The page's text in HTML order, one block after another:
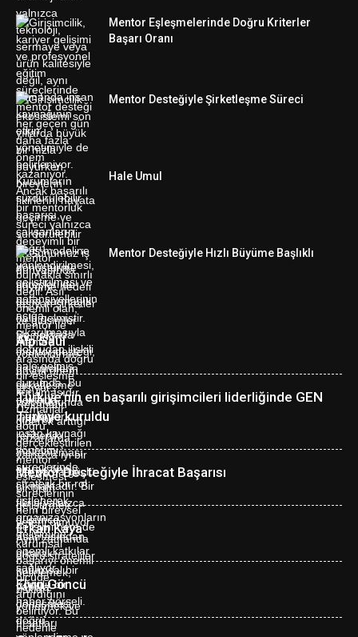
Mentor Eşleşmelerinde Doğru Kriterler
Başarı Oranı
Mentor Desteğiyle Şirketleşme Süreci
Hale Umul
Mentor Desteğiyle Hızlı Büyüme Başlıklı
Alp Saul
Türkiye’nin en başarılı girişimcileri liderliğinde GEN
Türkiye kuruldu
Mentor Desteğiyle İhracat Başarısı
Erkan Kaya
Elvin Göncü